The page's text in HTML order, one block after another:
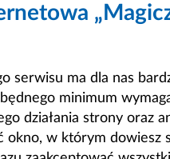
serwisu ma dla nas
minimum
działania strony oraz
okno, w którym